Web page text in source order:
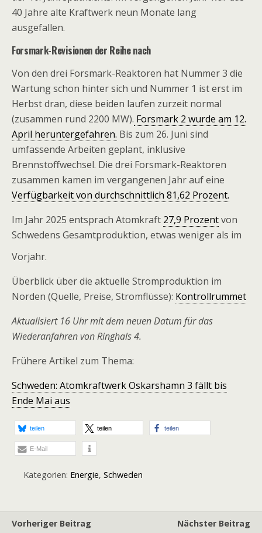
40 Jahre alte Kraftwerk neun Monate lang
ausgefallen.
Forsmark-Revisionen der Reihe nach
Von den drei Forsmark-Reaktoren hat Nummer 3 die
Wartung schon hinter sich und Nummer 1 ist erst im
Herbst dran, diese beiden laufen zurzeit normal
(zusammen rund 2200 MW). Forsmark 2 wurde am 12.
April heruntergefahren. Bis zum 26. Juni sind
umfassende Arbeiten geplant, inklusive
Brennstoffwechsel. Die drei Forsmark-Reaktoren
zusammen kamen im vergangenen Jahr auf eine
Verfügbarkeit von durchschnittlich 81,62 Prozent.
Im Jahr 2025 entsprach Atomkraft 27,9 Prozentvon
Schwedens Gesamtproduktion, etwas weniger als im
Vorjahr.
Überblick über die aktuelle Stromproduktion im
Norden (Quelle, Preise, Stromflüsse): Kontrollrummet
Aktualisiert 16 Uhr mit dem neuen Datum für das
Wiederanfahren von Ringhals 4.
Frühere Artikel zum Thema:
Schweden: Atomkraftwerk Oskarshamn 3 fällt bis
Ende Mai aus
teilen teilen teilen
E-Mail
Kategorien: Energie, Schweden
Vorheriger Beitrag
Nächster Beitrag